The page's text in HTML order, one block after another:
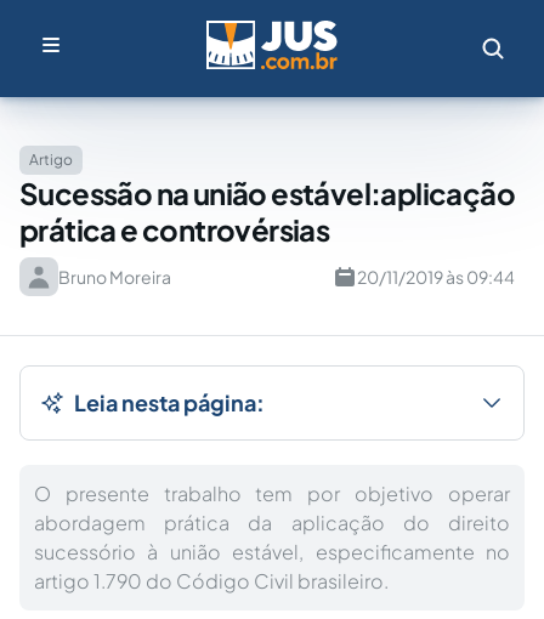
Artigo
Sucessão na união estável:aplicação
prática e controvérsias
Bruno Moreira 20/11/2019 às 09:44
Leia nesta página:
O presente trabalho tem por objetivo operar
abordagem prática da aplicação do direito
sucessório à união estável, especificamente no
artigo 1.790 do Código Civil brasileiro.